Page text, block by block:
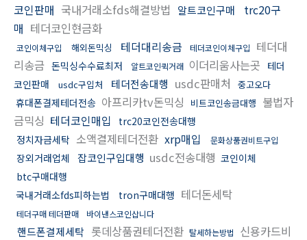
코인판매 국내거래소fds해결방법 알트코인구매
trc20구
매 테더코인현금화
코인이체구입 해외돈믹싱 테더대리송금 테더코인이체구입
테더대
리송금 돈믹싱수수료최저 알트코인퀵거래 이더리움사는곳 테더
코인판매
usdc구입처 테더전송대행 usdc판매처 중고오다
휴대폰결제테더전송 아프리카tv돈믹싱 비트코인송금대행 불법자
금믹싱 테더코인매입
trc20코인전송대행
정치자금세탁 소액결제테더전환 xrp매입 문화상품권비트구입
장외거래업체 잡코인구입대행 usdc전송대행 코인이체
btc구매대행
국내거래소fds피하는법
tron구매대행 테더돈세탁
테더구매 테더판매 바이낸스코인삽니다
핸드폰결제세탁 롯데상품권테더전환 탈세하는방법
신용카드비